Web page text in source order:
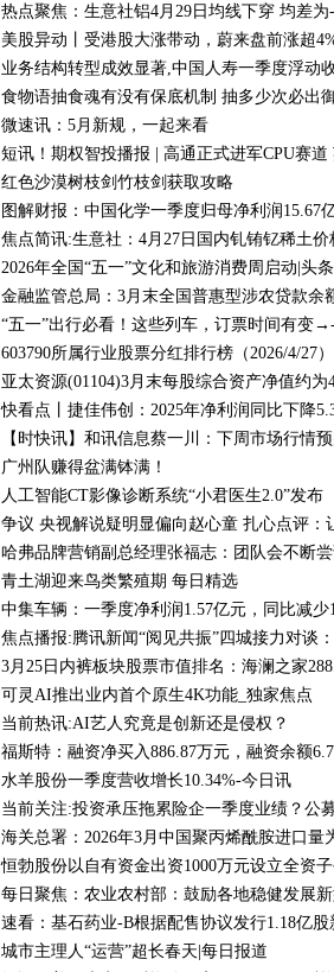
热点聚焦：生意社铝4月29日均线下穿 均差为
美股异动丨受港股大涨带动，蔚来盘前涨超
业务结构转型成效显著,中国人寿一季度浮动
食物语抽食魂有没有保底机制 抽多少次必出
微速讯：5月新规，一起来看
短讯！期权智投播报 | 高通正式进军CPU赛
红色沙漠树枝剑竹枝剑获取攻略
图解财报：中国化学一季度归母净利润15.67
焦点简讯:生意社：4月27日国内钆铕钇稀土价
2026年全国“五一”文化和旅游消费周启动|头
金融监管总局：3月末全国普惠型涉农贷款余
“五一”出行必看！这些列车，订票时间有变
603790所属行业股票分红排行榜（2026/4/27）
亚太资源(01104)3月末每股综合资产净值约为
快看点丨捷佳伟创：2025年净利润同比下降
【时快讯】和讯信息蔡一川：下周市场行情
广州队赚得盆满钵满！
人工智能CT影像诊断系统“小君医生2.0”发布
争议 央视解说疑明显偏向赵心童 扎心点评：
哈弗品牌营销副总经理张福志：团队会不断
青土湖迎来鸟类繁殖期 每日精选
中集车辆：一季度净利润1.57亿元，同比减少
焦点播报:腾讯新闻“阅见共振”四城接力对谈
3月25日内裤板块股票市值排名：海澜之家
可灵AI推出业内首个原生4K功能_独家焦点
当前热讯:AI艺人究竟是创新还是侵权？
福斯特：融资净买入886.87万元，融资余额
水羊股份一季度营收增长10.34%-今日讯
当前关注:投资承压拖累险企一季度业绩？公
海关总署：2026年3月中国聚丙烯酰胺进口量
恒勃股份以自有资金出资1000万元设立全资
每日聚焦：农业农村部：鼓励各地稳健发展
速看：基石药业-B根据配售协议发行1.18亿股
城市主理人“运营”超长春天|每日报道